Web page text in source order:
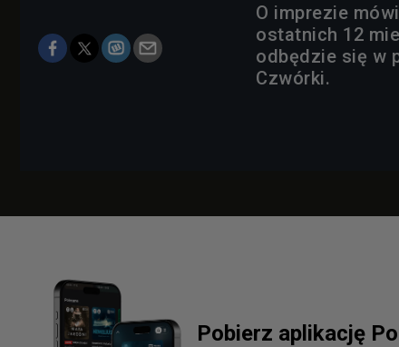
O imprezie
ostatnich 12
odbędzie się w
Czwórki.
Pobierz aplikację